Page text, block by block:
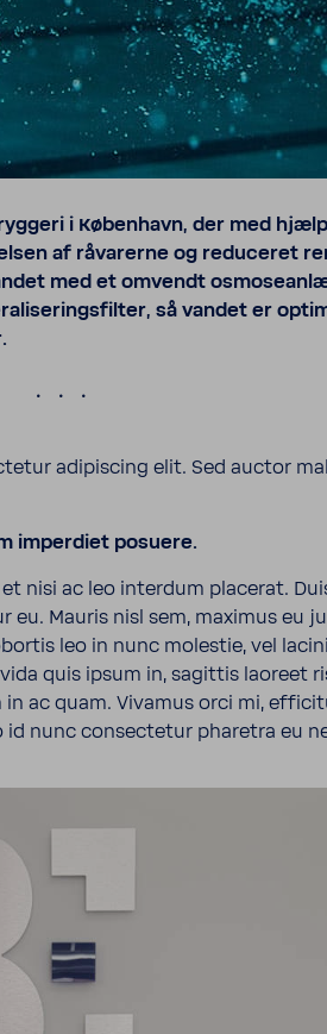
i København, der med
af råva­rerne og redu­ceret
med et omvendt
så vandet er
.
adipiscing elit. Sed auctor
imper­diet posuere.
nisi ac leo interdum placerat.
eu. Mauris nisl sem, maximus eu
leo in nunc molestie, vel
quis ipsum in, sagittis laoreet
ac quam. Vivamus orci mi,
nunc consec­tetur pharetra eu